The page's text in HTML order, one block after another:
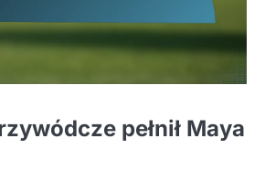
pełnił Maya